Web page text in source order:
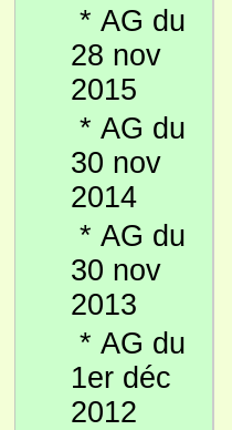
* AG du
28 nov
2015
* AG du
30 nov
2014
* AG du
30 nov
2013
* AG du
1er déc
2012